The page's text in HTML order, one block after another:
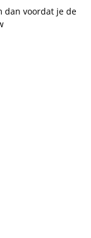
dan voordat je de